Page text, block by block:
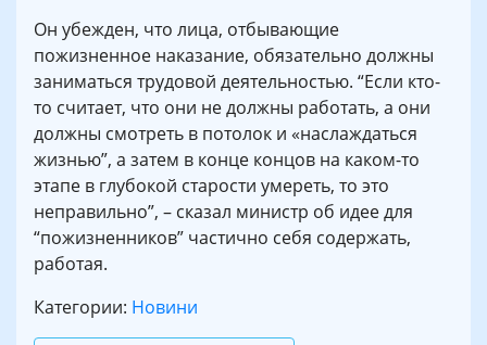
Он убежден, что лица, отбывающие
пожизненное наказание, обязательно должны
заниматься трудовой деятельностью. “Если кто-
то считает, что они не должны работать, а они
должны смотреть в потолок и «наслаждаться
жизнью”, а затем в конце концов на каком-то
этапе в глубокой старости умереть, то это
неправильно”, – сказал министр об идее для
“пожизненников” частично себя содержать,
работая.
Категории: Новини